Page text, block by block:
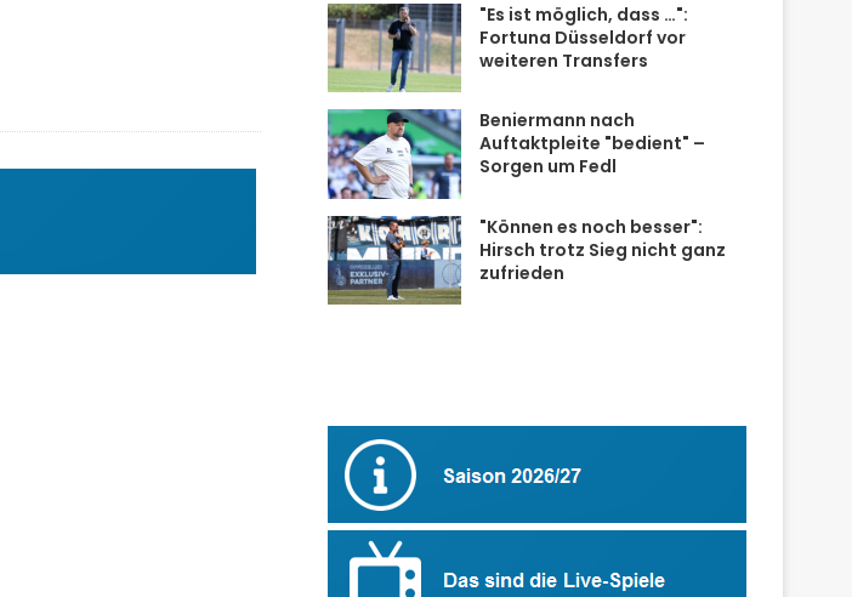
"Es ist möglich, dass …":
Fortuna Düsseldorf vor
weiteren Transfers
Beniermann nach
Auftaktpleite "bedient" –
Sorgen um Fedl
"Können es noch besser":
Hirsch trotz Sieg nicht ganz
zufrieden